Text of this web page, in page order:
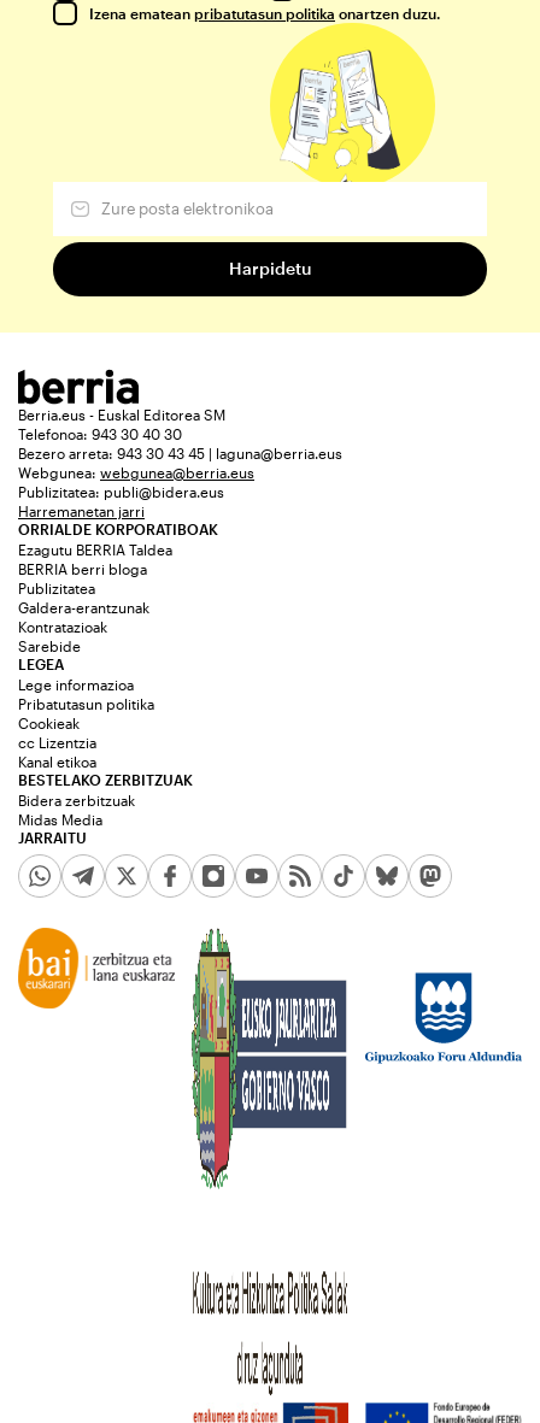
Izena ematean pribatutasun politika onartzen duzu.
Berria.eus - Euskal Editorea SM
Telefonoa: 943 30 40 30
Bezero arreta: 943 30 43 45 | laguna@berria.eus
Webgunea: webgunea@berria.eus
Publizitatea: publi@bidera.eus
Harremanetan jarri
ORRIALDE KORPORATIBOAK
Ezagutu BERRIA Taldea
BERRIA berri bloga
Publizitatea
Galdera-erantzunak
Kontratazioak
Sarebide
JARRAITU
LEGEA
Lege informazioa
Pribatutasun politika
Cookieak
cc Lizentzia
Kanal etikoa
BESTELAKO ZERBITZUAK
Bidera zerbitzuak
Midas Media